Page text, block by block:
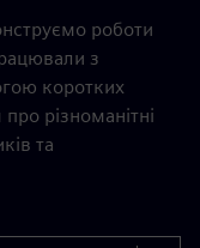
роботи
з
коротких
різноманітні
та